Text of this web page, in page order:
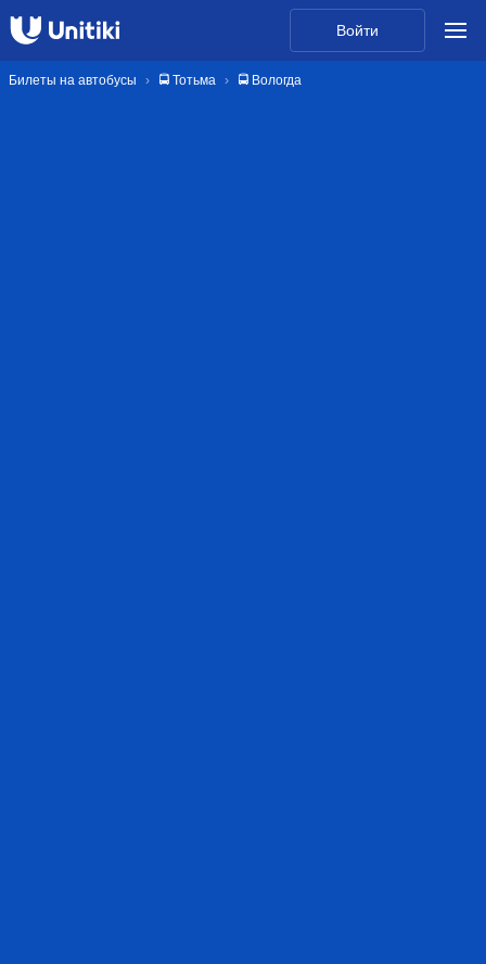
Войти
Билеты на автобусы 🚍 Тотьма 🚍 Вологда